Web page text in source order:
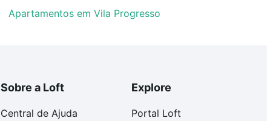
Apartamentos em Vila Progresso
Sobre a Loft
Central de Ajuda
Explore
Portal Loft